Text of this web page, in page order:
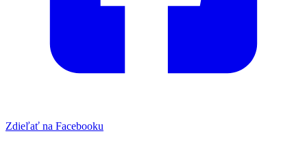
Zdieľať na Facebooku